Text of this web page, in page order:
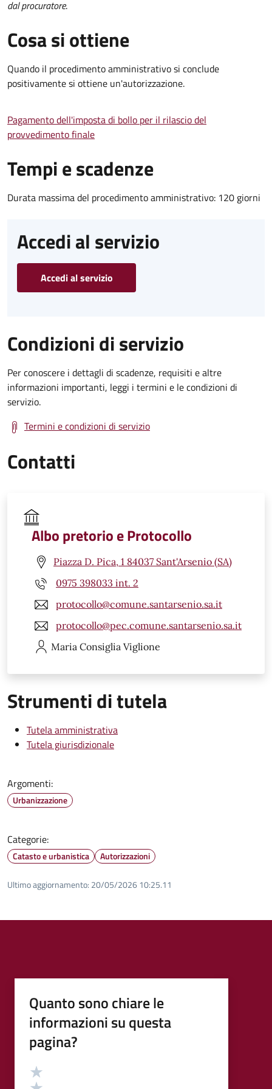
dal procuratore.
Cosa si ottiene
Quando il procedimento amministrativo si conclude
positivamente si ottiene un'autorizzazione.
Pagamento dell'imposta di bollo per il rilascio del
provvedimento finale
Tempi e scadenze
Durata massima del procedimento amministrativo: 120 giorni
Accedi al servizio
Accedi al servizio
Condizioni di servizio
Per conoscere i dettagli di scadenze, requisiti e altre
informazioni importanti, leggi i termini e le condizioni di
servizio.
Termini e condizioni di servizio
Contatti
Albo pretorio e Protocollo
Piazza D. Pica, 1 84037 Sant'Arsenio (SA)
0975 398033 int. 2
protocollo@comune.santarsenio.sa.it
protocollo@pec.comune.santarsenio.sa.it
Maria Consiglia Viglione
Strumenti di tutela
Tutela amministrativa
Tutela giurisdizionale
Argomenti:
Urbanizzazione
Categorie:
Catasto e urbanistica Autorizzazioni
Ultimo aggiornamento: 20/05/2026 10:25.11
Quanto sono chiare le
informazioni su questa
pagina?
Valutazione